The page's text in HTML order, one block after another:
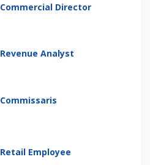
Commercial Director
Revenue Analyst
Commissaris
Retail Employee